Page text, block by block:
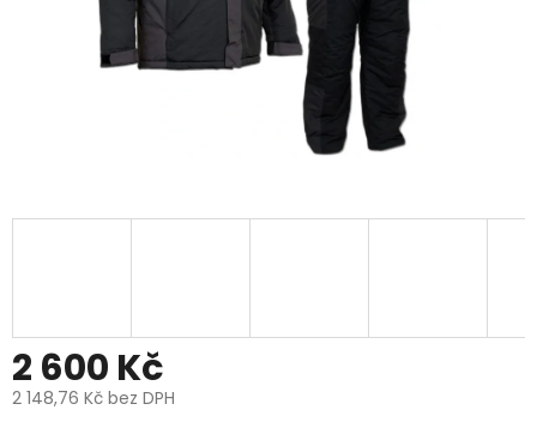
2 600 Kč
2 148,76 Kč bez DPH